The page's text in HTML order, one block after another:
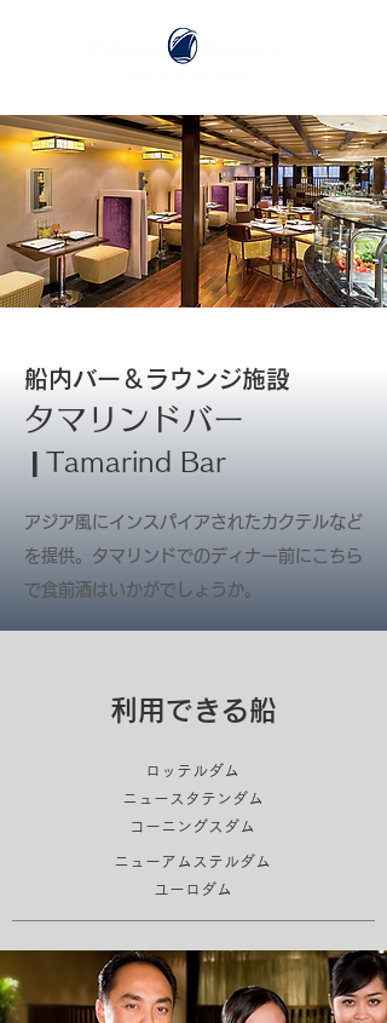
船内バー＆ラウンジ施設
タマリンドバー
❙Tamarind Bar
アジア風にインスパイアされたカクテルなど
を提供。タマリンドでのディナー前にこちら
で食前酒はいかがでしょうか。
利用できる船
ロッテルダム
ニュースタテンダム
​コーニングスダム
ニューアムステルダム
​ ユーロダム